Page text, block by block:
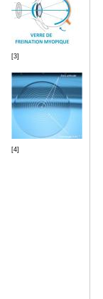
[3]
[4]